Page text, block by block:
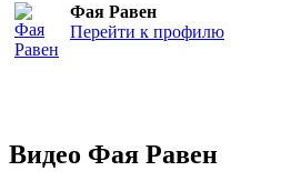
Фая Равен
Перейти к профилю
Видео Фая Равен